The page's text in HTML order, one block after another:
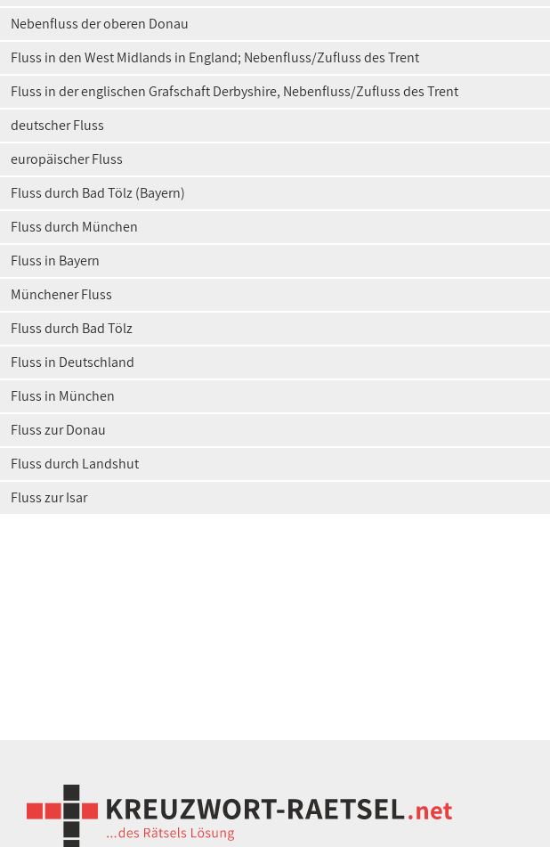
Nebenfluss der oberen Donau
Fluss in den West Midlands in England; Nebenfluss/Zufluss des Trent
Fluss in der englischen Grafschaft Derbyshire, Nebenfluss/Zufluss des Trent
deutscher Fluss
europäischer Fluss
Fluss durch Bad Tölz (Bayern)
Fluss durch München
Fluss in Bayern
Münchener Fluss
Fluss durch Bad Tölz
Fluss in Deutschland
Fluss in München
Fluss zur Donau
Fluss durch Landshut
Fluss zur Isar